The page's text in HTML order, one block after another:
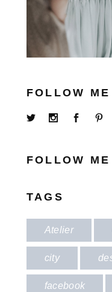
FOLLOW ME
FOLLOW
TAGS
Atelier
city
facebook